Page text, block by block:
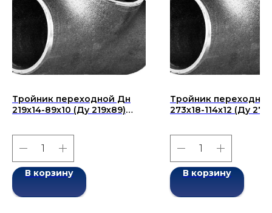
Тройник переходной Дн
219х14-89х10 (Ду 219х89)
В корзину
Тройник
273х18-114х12 (Ду
В корзину